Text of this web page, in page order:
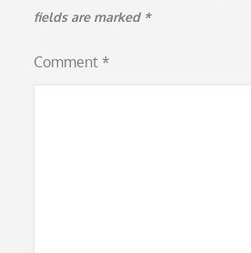
fields are marked *
Comment *